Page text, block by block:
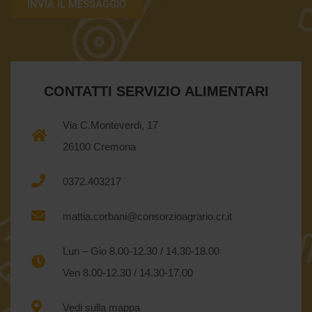
CONTATTI SERVIZIO ALIMENTARI
Via C.Monteverdi, 17
26100 Cremona
0372.403217
mattia.corbani@consorzioagrario.cr.it
Lun – Gio 8.00-12.30 / 14.30-18.00
Ven 8.00-12.30 / 14.30-17.00
Vedi sulla mappa